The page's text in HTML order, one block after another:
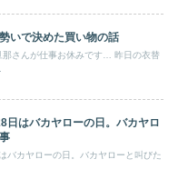
いで決めた買い物の話
那さんが仕事お休みです… 昨日の衣替
日はバカヤローの日。バカヤロ
バカヤローの日。バカヤローと叫びた